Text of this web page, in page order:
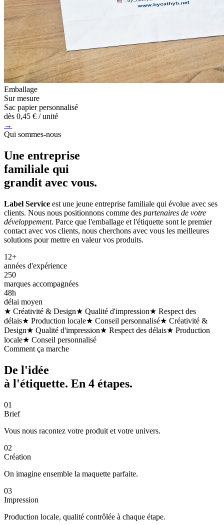
Emballage
Sur mesure
Sac papier personnalisé
dès 0,45 € / unité
→
Qui sommes-nous
Une entreprise
familiale qui
grandit avec vous.
Label Service est une jeune entreprise familiale qui évolue avec ses
clients. Nous nous positionnons comme des partenaires de votre
développement. Parce que l'emballage et l'étiquette sont le premier
contact avec vos clients, nous cherchons avec vous les meilleures
solutions pour mettre en valeur vos produits.
12+
années d'expérience
250
marques accompagnées
48h
délai moyen
★ Créativité & Design★ Qualité d'impression★ Respect des
délais★ Production locale★ Conseil personnalisé★ Créativité &
Design★ Qualité d'impression★ Respect des délais★ Production
locale★ Conseil personnalisé
Comment ça marche
De l'idée
à l'étiquette. En 4 étapes.
01
Brief
Vous nous racontez votre produit et votre univers.
02
Création
On imagine ensemble la maquette parfaite.
03
Impression
Production locale, qualité contrôlée à chaque étape.